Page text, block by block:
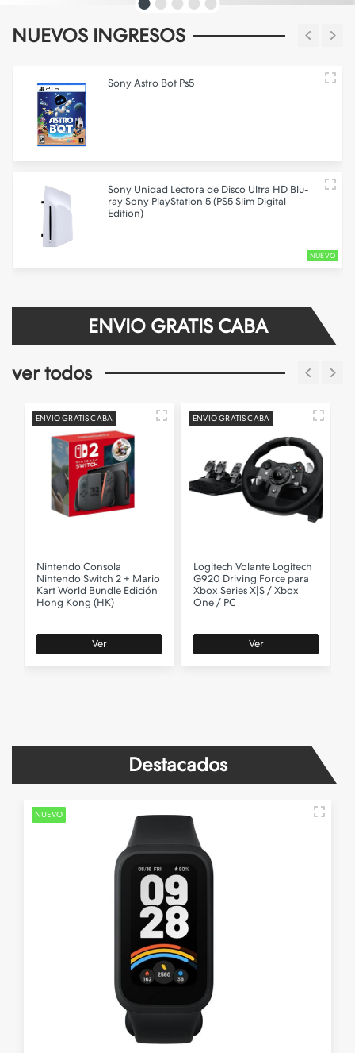
Destacados
NUEVO
NUEVOS INGRESOS
Sony Astro Bot Ps5
NUEVO
Sony Unidad Lectora de Disco Ultra HD Blu-
ray Sony PlayStation 5 (PS5 Slim Digital
Edition)
ENVIO GRATIS CABA
ver todos
ENVIO GRATIS CABA
Nintendo Consola
Nintendo Switch 2 + Mario
Kart World Bundle Edición
Hong Kong (HK)
Ver
ENVIO GRATIS CABA
Logitech Volante Logitech
G920 Driving Force para
Xbox Series X|S / Xbox
One / PC
Ver